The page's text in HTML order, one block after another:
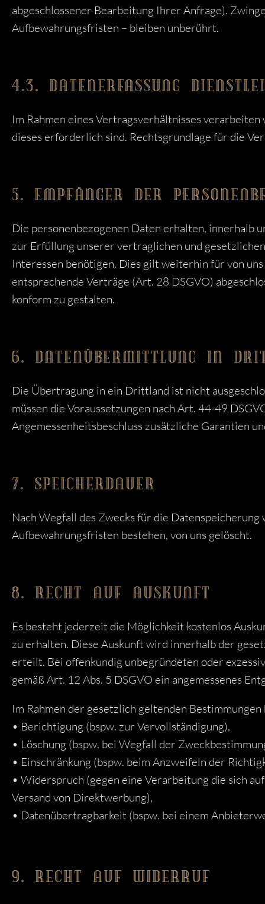
abgeschlossener Bearbeitung Ihrer Anfrage).
Aufbewahrungsfristen – bleiben unberührt.
4.3. DATENERFASSUNG
Im Rahmen eines Vertragsverhältnisses
dieses erforderlich sind. Rechtsgrundlage für die
5. EMPFÄNGER DER
Die personenbezogenen Daten erhalten, innerhalb
zur Erfüllung unserer vertraglichen und
Interessen benötigen. Dies gilt weiterhin für von
entsprechende Verträge (Art. 28 DSGVO)
konform zu gestalten.
6. DATENÜBERMITTLUNG IN
Die Übertragung in ein Drittland ist nicht
müssen die Voraussetzungen nach Art. 44-49
Angemessenheitsbeschluss zusätzliche Garantien
7. SPEICHERDAUER
Nach Wegfall des Zwecks für die
Aufbewahrungsfristen bestehen, von uns gelöscht.
8. RECHT AUF AUSKUNFT
Es besteht jederzeit die Möglichkeit kostenlos
zu erhalten. Diese Auskunft wird innerhalb der
erteilt. Bei offenkundig unbegründeten oder
gemäß Art. 12 Abs. 5 DSGVO ein angemessenes
Im Rahmen der gesetzlich geltenden Bestimmungen
• Berichtigung (bspw. zur Vervollständigung),
• Löschung (bspw. bei Wegfall der
• Einschränkung (bspw. beim Anzweifeln der
• Widerspruch (gegen eine Verarbeitung die sich
Versand von Direktwerbung),
• Datenübertragbarkeit (bspw. bei einem
9. RECHT AUF WIDERRUF